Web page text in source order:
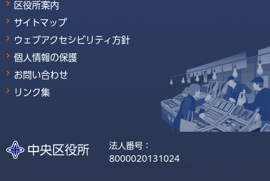
区役所案内
サイトマップ
ウェブアクセシビリティ方針
個人情報の保護
お問い合わせ
リンク集
法人番号：
8000020131024